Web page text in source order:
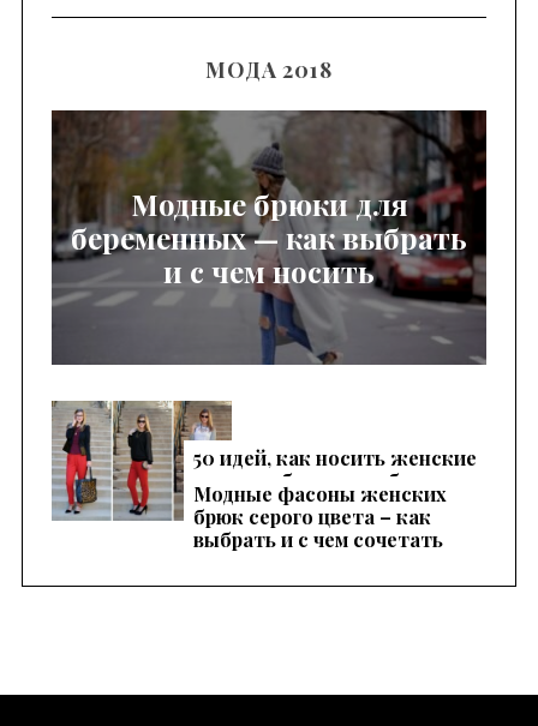
МОДА 2018
Модные брюки для
беременных — как выбрать
и с чем носить
50 идей, как носить женские
красные брюки, чтобы
выглядеть эффектно
Модные фасоны женских
брюк серого цвета – как
выбрать и с чем сочетать